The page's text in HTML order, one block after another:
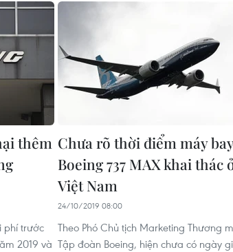
thêm
phí trước
2019 và
Chưa rõ thời điểm máy bay
Boeing 737 MAX khai thác
Việt Nam
24/10/2019 08:00
Theo Phó Chủ tịch Marketing Thương
Tập đoàn Boeing, hiện chưa có ngày